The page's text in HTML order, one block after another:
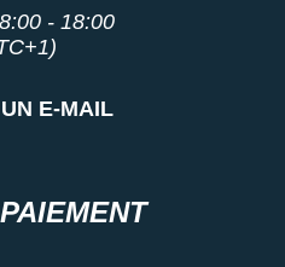
- 18:00
E-MAIL